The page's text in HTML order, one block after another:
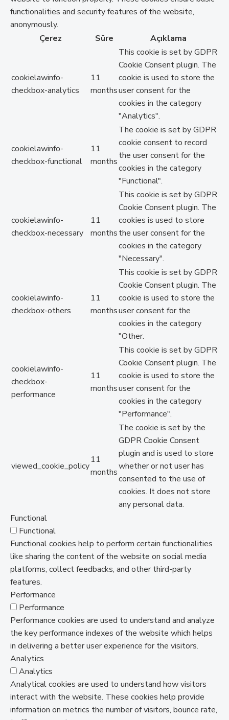
functionalities and security features of the website,
anonymously.
Çerez
Süre Açıklama
cookielawinfo-
checkbox-analytics
11
months
This cookie is set by GDPR
Cookie Consent plugin. The
cookie is used to store the
user consent for the
cookies in the category
"Analytics".
cookielawinfo-
checkbox-functional
11
months
The cookie is set by GDPR
cookie consent to record
the user consent for the
cookies in the category
"Functional".
cookielawinfo-
checkbox-necessary
11
months
This cookie is set by GDPR
Cookie Consent plugin. The
cookies is used to store
the user consent for the
cookies in the category
"Necessary".
cookielawinfo-
checkbox-others
11
months
This cookie is set by GDPR
Cookie Consent plugin. The
cookie is used to store the
user consent for the
cookies in the category
"Other.
cookielawinfo-
checkbox-
performance
11
months
This cookie is set by GDPR
Cookie Consent plugin. The
cookie is used to store the
user consent for the
cookies in the category
"Performance".
viewed_cookie_policy
11
months
The cookie is set by the
GDPR Cookie Consent
plugin and is used to store
whether or not user has
consented to the use of
cookies. It does not store
any personal data.
Functional
Functional
Functional cookies help to perform certain functionalities
like sharing the content of the website on social media
platforms, collect feedbacks, and other third-party
features.
Performance
Performance
Performance cookies are used to understand and analyze
the key performance indexes of the website which helps
in delivering a better user experience for the visitors.
Analytics
Analytics
Analytical cookies are used to understand how visitors
interact with the website. These cookies help provide
information on metrics the number of visitors, bounce rate,